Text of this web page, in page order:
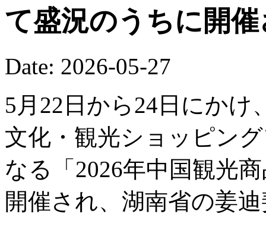
て盛況のうちに開
Date: 2026-05-27
5月22日から24日にかけ
文化・観光ショッピン
なる「2026年中国観光
開催され、湖南省の姜